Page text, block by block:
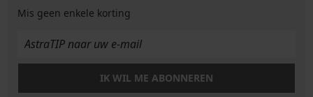
Mis geen enkele korting
IK WIL ME ABONNEREN